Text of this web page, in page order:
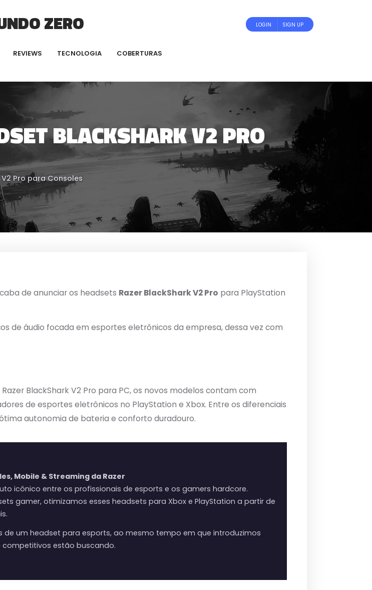
ZERO LOGIN SIGN UP
REVIEWS TECNOLOGIA COBERTURAS
BLACKSHARK V2 PRO
Pro para Consoles
de anunciar os headsets Razer BlackShark V2 Pro para PlayStation
de áudio focada em esportes eletrônicos da empresa, dessa vez com
BlackShark V2 Pro para PC, os novos modelos contam com
de esportes eletrônicos no PlayStation e Xbox. Entre os diferenciais
autonomia de bateria e conforto duradouro.
Mobile & Streaming da Razer
icônico entre os profissionais de esports e os gamers hardcore.
gamer, otimizamos esses headsets para Xbox e PlayStation a partir de
um headset para esports, ao mesmo tempo em que introduzimos
estão buscando.